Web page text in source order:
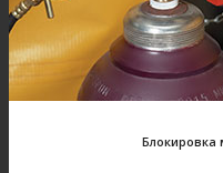
Блокировка